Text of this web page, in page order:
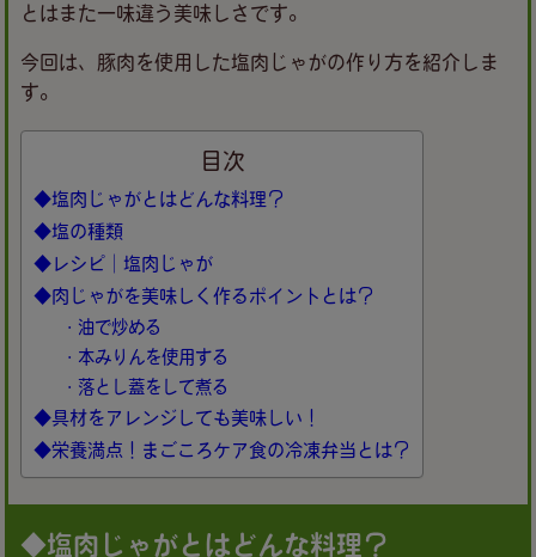
とはまた一味違う美味しさです。
今回は、豚肉を使用した塩肉じゃがの作り方を紹介しま
す。
目次
◆塩肉じゃがとはどんな料理？
◆塩の種類
◆レシピ｜塩肉じゃが
◆肉じゃがを美味しく作るポイントとは？
・油で炒める
・本みりんを使用する
・落とし蓋をして煮る
◆具材をアレンジしても美味しい！
◆栄養満点！まごころケア食の冷凍弁当とは？
◆塩肉じゃがとはどんな料理？